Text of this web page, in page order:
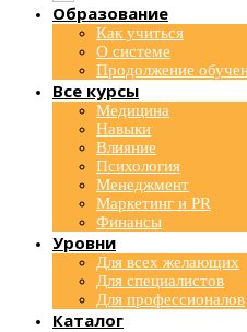
Образование
Как учиться
О системе
Продолжение
Все курсы
Медицина
Навыки
Влияние
Психология
Менеджмент
Маркетинг и PR
Финансы
Уровни
Для всех желающих
Для специалистов
Для профессионалов
Каталог